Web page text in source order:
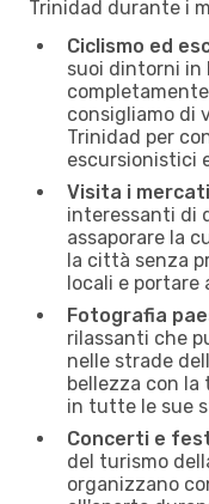
Trinidad durante i
Ciclismo ed
suoi dintorni in
consigliamo di
Trinidad per
escursionistici
Visita i
interessanti di
assaporare la
la città senza
locali e portare
Fotografia
rilassanti che
nelle strade
bellezza con la
in tutte le sue
Concerti e
del turismo
organizzano